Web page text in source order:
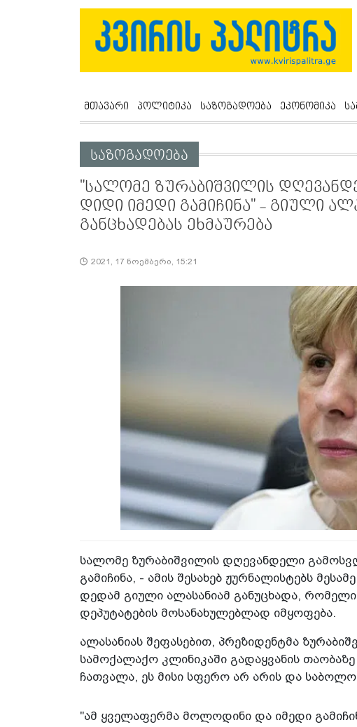
მთავარი პოლიტიკა საზოგადოება ეკონომიკა
საზოგადოება
"სალომე ზურაბიშვილის
დიდი იმედი გამიჩინა" - გიული
განცხადებას ეხმაურება
2021, 17 ნოემბერი, 15:21
სალომე ზურაბიშვილის დღევანდელი
გამიჩინა, - ამის შესახებ ჟურნალისტებს
დედამ გიული ალასანიამ განუცხადა,
დეპუტატების მოსანახულებლად იმყოფება.
ალასანიას შეფასებით, პრეზიდენტმა
სამოქალაქო კლინიკაში გადაყვანის
ჩათვალა, ეს მისი სფერო არ არის და
"ამ ყველაფერმა მოლოდინი და იმედი